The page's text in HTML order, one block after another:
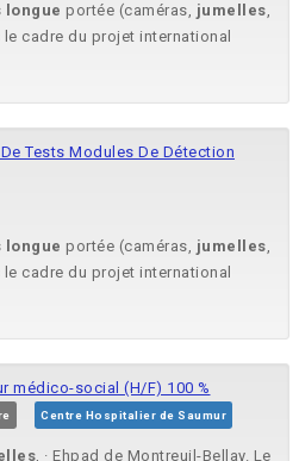
longue portée (caméras, jumelles,
cadre du projet international
Tests Modules De Détection
longue portée (caméras, jumelles,
cadre du projet international
médico-social (H/F) 100 %
Centre Hospitalier de Saumur
, · Ehpad de Montreuil-Bellay. Le